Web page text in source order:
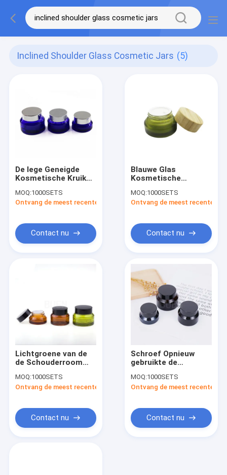
Inclined Shoulder Glass Cosmetic Jars (5)
De lege Geneigde
Kosmetische Kruiken
Schouderglas met
Strookschroefdeksel
MOQ:1000SETS
Ontvang de meest recente Prijs
Contact nu
Blauwe Glas
Kosmetische
crème Geneigde
Schouder met
MOQ:1000SETS
Ontvang de meest recente
Contact nu
Lichtgroene van de
de Schouderroom
Kosmetische Kruiken
Schuine het
MOQ:1000SETS
Ontvang de meest recente Prijs
Contact nu
Schroef Opnieuw
gebruikte de
Glas Kosmetische
Kruiken voor Room
MOQ:1000SETS
Ontvang de meest recente
Contact nu